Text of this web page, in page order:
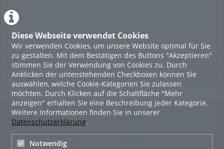
Diese Webseite verwendet Cookies
Wir verwenden Cookies, um unsere Website optimal für Sie
zu gestalten. Mit dem Bestätigen des Buttons "Akzeptieren"
stimmen Sie der Verwendung von Cookies zu. Durch
Anklicken der untenstehenden Checkboxen können Sie
auswählen, welche Cookie-Kategorien Sie zulassen
möchten. Durch Klicken auf die Schaltfläche "Mehr
anzeigen" erhalten Sie eine Beschreibung jeder Kategorie.
Weitere Informationen finden Sie in unserer
Datenschutzerklärung.
Notwendig
LADE MEHR
Featured
Beliebtheit
Legal Info
Nutzungsbedingungen
Links
Sitemap